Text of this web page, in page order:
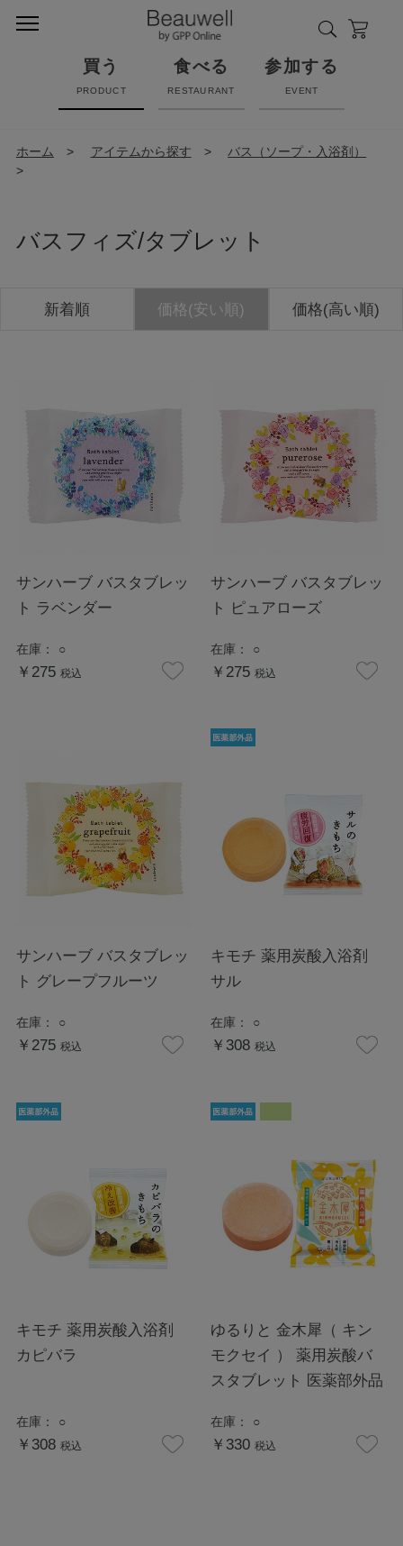
買う
PRODUCT
食べる
RESTAURANT
参加する
EVENT
ホーム > アイテムから探す >
バス（ソープ・入浴剤）
>
バスフィズ/タブレット
新着順 価格(安い順) 価格(高い順)
サンハーブ バスタブレッ
ト ラベンダー
在庫： ○
￥275 税込
サンハーブ バスタブレッ
ト ピュアローズ
在庫： ○
￥275 税込
サンハーブ バスタブレッ
ト グレープフルーツ
在庫： ○
￥275 税込
キモチ 薬用炭酸入浴剤
サル
在庫： ○
￥308 税込
キモチ 薬用炭酸入浴剤
カピバラ
在庫： ○
￥308 税込
ゆるりと 金木犀（ キン
モクセイ ） 薬用炭酸バ
スタブレット 医薬部外品
在庫： ○
￥330 税込